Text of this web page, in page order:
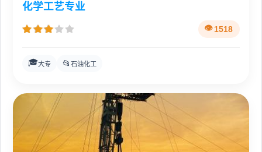
化学工艺专业
1518
🎓大专 📂 石油化工